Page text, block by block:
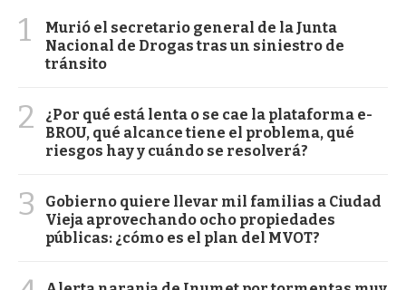
1
Murió el secretario general de la Junta
Nacional de Drogas tras un siniestro de
tránsito
2
¿Por qué está lenta o se cae la plataforma e-
BROU, qué alcance tiene el problema, qué
riesgos hay y cuándo se resolverá?
3
Gobierno quiere llevar mil familias a Ciudad
Vieja aprovechando ocho propiedades
públicas: ¿cómo es el plan del MVOT?